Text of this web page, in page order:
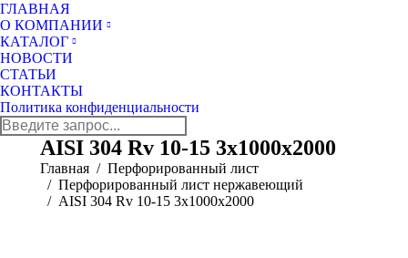
ГЛАВНАЯ
О КОМПАНИИ
КАТАЛОГ
НОВОСТИ
СТАТЬИ
КОНТАКТЫ
Политика конфиденциальности
Поиск:
AISI 304 Rv 10-15 3x1000x2000
Главная
Перфорированный лист
Перфорированный лист нержавеющий
AISI 304 Rv 10-15 3x1000x2000